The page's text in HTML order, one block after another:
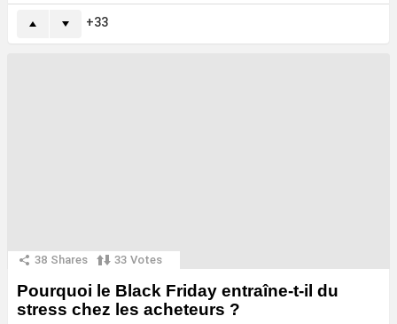
33
38 Shares 33 Votes
Pourquoi le Black Friday entraîne-t-il du
stress chez les acheteurs ?